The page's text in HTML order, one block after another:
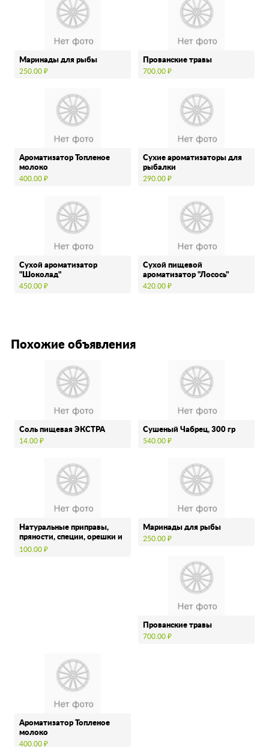
Маринады для рыбы
250.00 ₽
Прованские травы
700.00 ₽
Ароматизатор Топленое
молоко
400.00 ₽
Сухие ароматизаторы для
рыбалки
290.00 ₽
Сухой ароматизатор
"Шоколад"
450.00 ₽
Сухой пищевой
ароматизатор "Лосось"
420.00 ₽
Похожие объявления
Соль пищевая ЭКСТРА
14.00 ₽
Сушеный Чабрец, 300 гр
540.00 ₽
Натуральные приправы,
пряности, специи, орешки и
чай.
100.00 ₽
Маринады для рыбы
250.00 ₽
Прованские травы
700.00 ₽
Ароматизатор Топленое
молоко
400.00 ₽